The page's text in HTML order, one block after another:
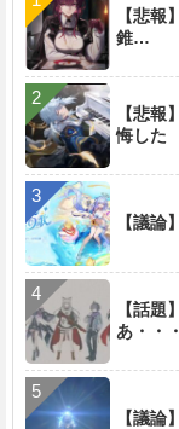
【悲報
錐…
【悲
悔した
【議論
【話題
あ・・
【議論